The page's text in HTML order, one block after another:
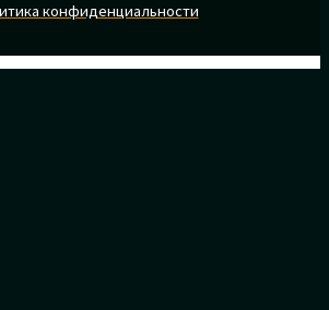
конфиденциальности